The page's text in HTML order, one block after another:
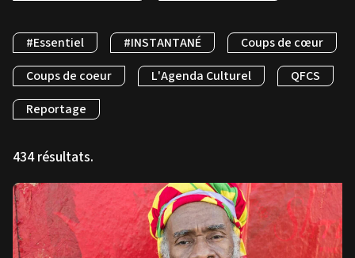
#Essentiel #INSTANTANÉ
Coups de cœur
Coups de coeur
L'Agenda Culturel
QFCS
Reportage
434 résultats.